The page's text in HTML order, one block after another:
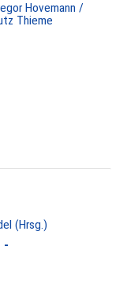
Hovemann /
Thieme
(Hrsg.)
-